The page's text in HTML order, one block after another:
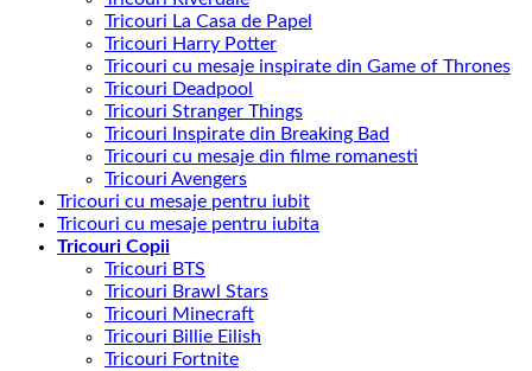
Tricouri La Casa de Papel
Tricouri Harry Potter
Tricouri cu mesaje inspirate din Game of Thrones
Tricouri Deadpool
Tricouri Stranger Things
Tricouri Inspirate din Breaking Bad
Tricouri cu mesaje din filme romanesti
Tricouri Avengers
Tricouri cu mesaje pentru iubit
Tricouri cu mesaje pentru iubita
Tricouri Copii
Tricouri BTS
Tricouri Brawl Stars
Tricouri Minecraft
Tricouri Billie Eilish
Tricouri Fortnite